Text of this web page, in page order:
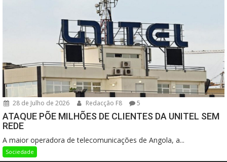
28 de Julho de 2026 Redacção F8 5
ATAQUE PÕE MILHÕES DE CLIENTES DA UNITEL SEM
REDE
A maior operadora de telecomunicações de Angola, a...
Sociedade